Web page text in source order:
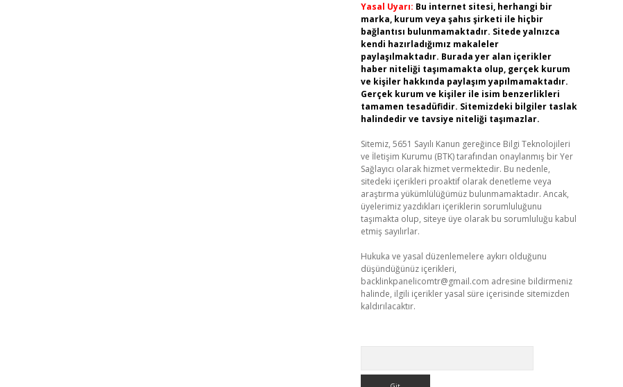
Yasal Uyarı: Bu internet sitesi, herhangi bir
marka, kurum veya şahıs şirketi ile hiçbir
bağlantısı bulunmamaktadır. Sitede yalnızca
kendi hazırladığımız makaleler
paylaşılmaktadır. Burada yer alan içerikler
haber niteliği taşımamakta olup, gerçek kurum
ve kişiler hakkında paylaşım yapılmamaktadır.
Gerçek kurum ve kişiler ile isim benzerlikleri
tamamen tesadüfidir. Sitemizdeki bilgiler taslak
halindedir ve tavsiye niteliği taşımazlar.
Sitemiz, 5651 Sayılı Kanun gereğince Bilgi Teknolojileri
ve İletişim Kurumu (BTK) tarafından onaylanmış bir Yer
Sağlayıcı olarak hizmet vermektedir. Bu nedenle,
sitedeki içerikleri proaktif olarak denetleme veya
araştırma yükümlülüğümüz bulunmamaktadır. Ancak,
üyelerimiz yazdıkları içeriklerin sorumluluğunu
taşımakta olup, siteye üye olarak bu sorumluluğu kabul
etmiş sayılırlar.
Hukuka ve yasal düzenlemelere aykırı olduğunu
düşündüğünüz içerikleri,
backlinkpanelicomtr@gmail.com adresine bildirmeniz
halinde, ilgili içerikler yasal süre içerisinde sitemizden
kaldırılacaktır.